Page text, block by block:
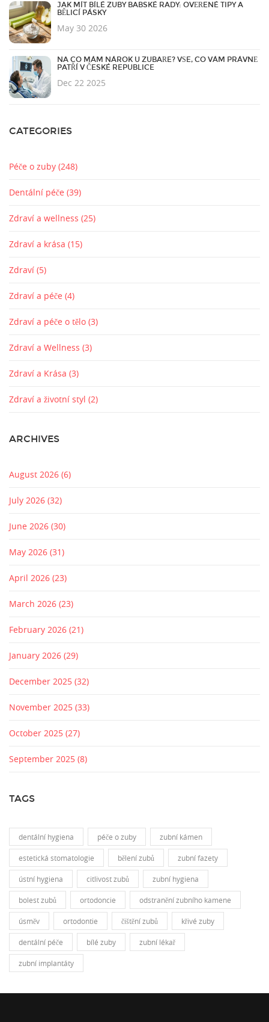
JAK MÍT BÍLÉ ZUBY BABSKÉ RADY: OVĚŘENÉ TIPY A
BĚLICÍ PÁSKY
May 30 2026
NA CO MÁM NÁROK U ZUBAŘE? VŠE, CO VÁM PRÁVNĚ
PATŘÍ V ČESKÉ REPUBLICE
Dec 22 2025
CATEGORIES
Péče o zuby (248)
Dentální péče (39)
Zdraví a wellness (25)
Zdraví a krása (15)
Zdraví (5)
Zdraví a péče (4)
Zdraví a péče o tělo (3)
Zdraví a Wellness (3)
Zdraví a Krása (3)
Zdraví a životní styl (2)
ARCHIVES
August 2026 (6)
July 2026 (32)
June 2026 (30)
May 2026 (31)
April 2026 (23)
March 2026 (23)
February 2026 (21)
January 2026 (29)
December 2025 (32)
November 2025 (33)
October 2025 (27)
September 2025 (8)
TAGS
dentální hygiena péče o zuby zubní kámen
estetická stomatologie bělení zubů zubní fazety
ústní hygiena citlivost zubů zubní hygiena
bolest zubů ortodoncie odstranění zubního kamene
úsměv ortodontie čištění zubů křivé zuby
dentální péče bílé zuby zubní lékař
zubní implantáty